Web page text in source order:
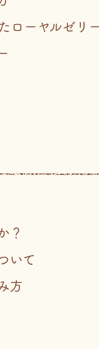
ローヤルゼリ
？
いて
方